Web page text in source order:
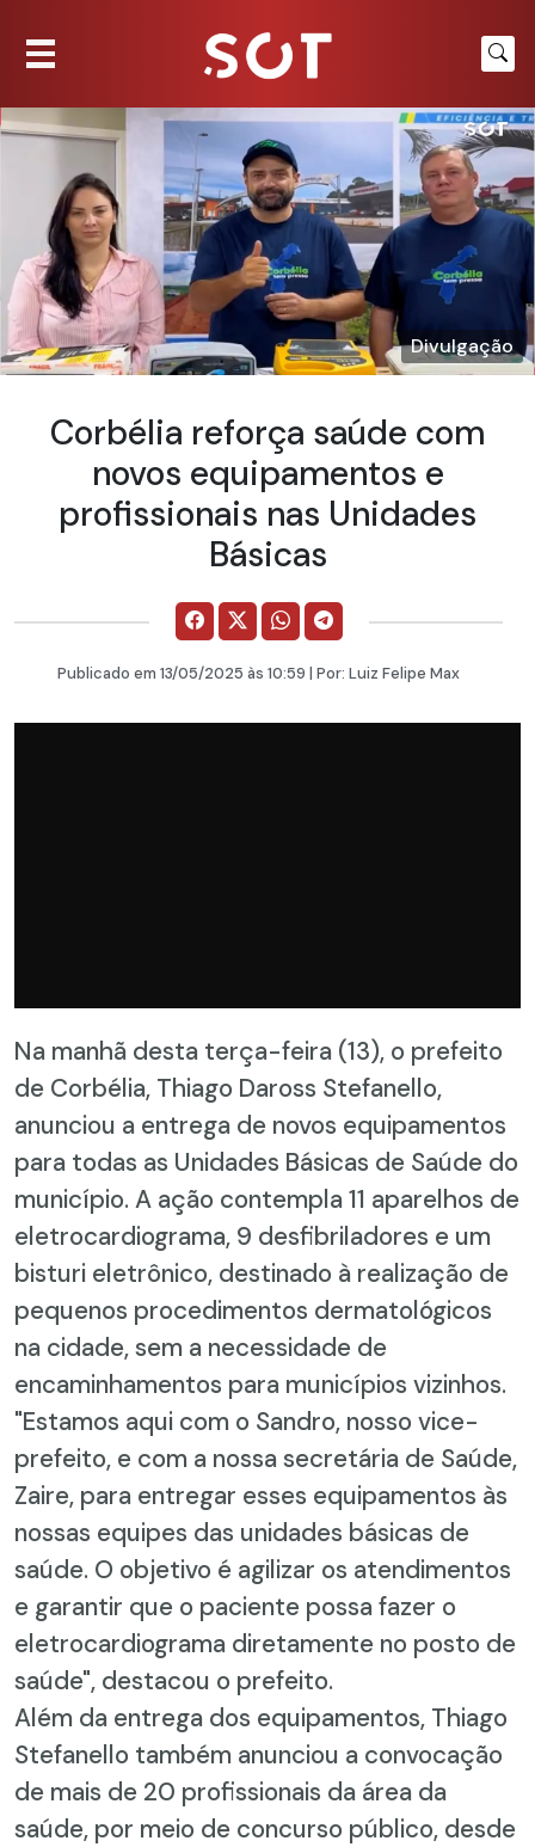
Divulgação
Corbélia reforça saúde com
novos equipamentos e
profissionais nas Unidades
Básicas
Publicado em 13/05/2025 às 10:59 | Por: Luiz Felipe Max
Na manhã desta terça-feira (13), o prefeito
de Corbélia, Thiago Daross Stefanello,
anunciou a entrega de novos equipamentos
para todas as Unidades Básicas de Saúde do
município. A ação contempla 11 aparelhos de
eletrocardiograma, 9 desfibriladores e um
bisturi eletrônico, destinado à realização de
pequenos procedimentos dermatológicos
na cidade, sem a necessidade de
encaminhamentos para municípios vizinhos.
"Estamos aqui com o Sandro, nosso vice-
prefeito, e com a nossa secretária de Saúde,
Zaire, para entregar esses equipamentos às
nossas equipes das unidades básicas de
saúde. O objetivo é agilizar os atendimentos
e garantir que o paciente possa fazer o
eletrocardiograma diretamente no posto de
saúde", destacou o prefeito.
Além da entrega dos equipamentos, Thiago
Stefanello também anunciou a convocação
de mais de 20 profissionais da área da
saúde, por meio de concurso público, desde